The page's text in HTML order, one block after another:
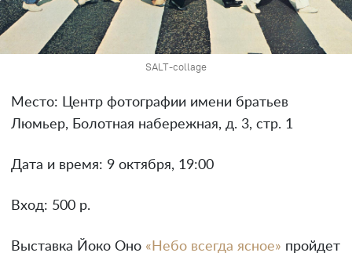
SALT-collage
Место: Центр фотографии имени братьев
Люмьер, Болотная набережная, д. 3, стр. 1
Дата и время: 9 октября, 19:00
Вход: 500 р.
Выставка Йоко Оно «Небо всегда ясное» пройдет